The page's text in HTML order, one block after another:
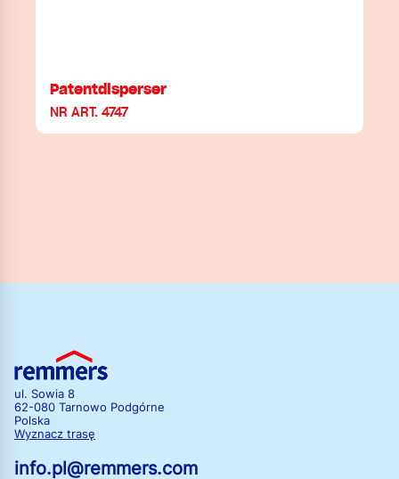
Patentdisperser
NR ART. 4747
ul. Sowia 8
62-080 Tarnowo Podgórne
Polska
Wyznacz trasę
info.pl@remmers.com